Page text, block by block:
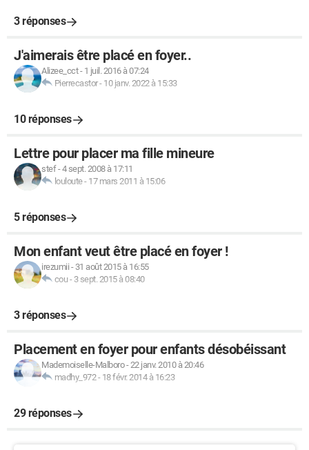
3 réponses
J'aimerais être placé en foyer..
Alizee_cct- 1 juil. 2016 à 07:24
Pierrecastor- 10 janv. 2022 à 15:33
10 réponses
Lettre pour placer ma fille mineure
stef-4 sept. 2008 à 17:11
louloute- 17 mars 2011 à 15:06
5 réponses
Mon enfant veut être placé en foyer !
irezumii - 31 août 2015 à 16:55
cou- 3 sept. 2015 à 08:40
3 réponses
Placement en foyer pour enfants désobéissant
Mademoiselle-Malboro-22 janv. 2010 à 20:46
madhy_972- 18 févr. 2014 à 16:23
29 réponses